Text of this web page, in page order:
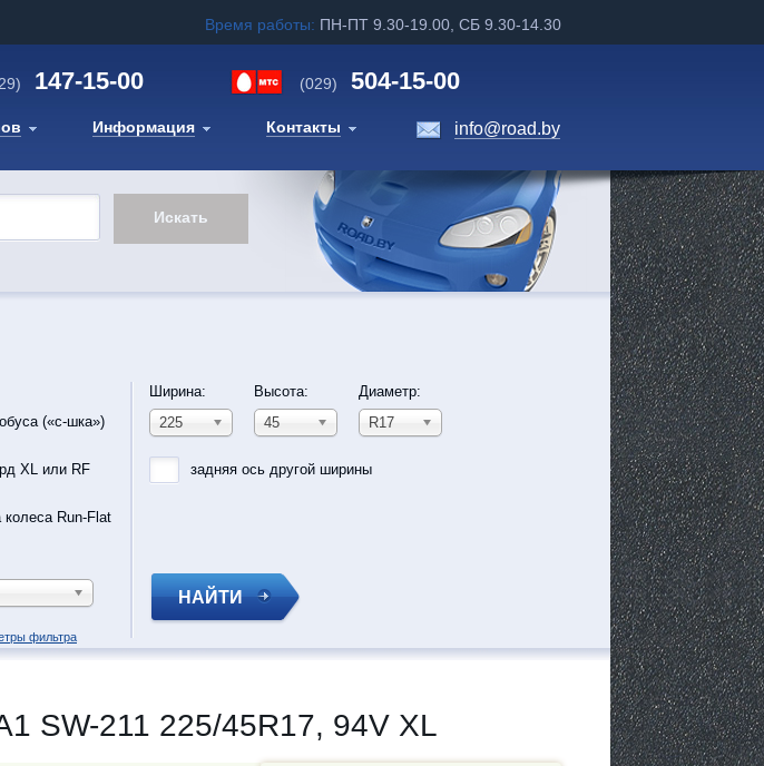
Время работы: ПН-ПТ 9.30-19.00, СБ 9.30-14.30
147-15-00 (029) 504-15-00
Информация Контакты info@road.by
(«с-шка»)
XL или RF
колеса Run-Flat
Ширина:
225
Высота:
45
Диаметр:
R17
задняя ось другой ширины
НАЙТИ
фильтра
SW-211 225/45R17, 94V XL